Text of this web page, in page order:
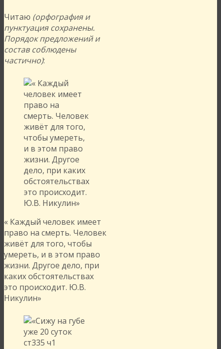
Читаю (орфография и
пунктуация сохранены.
Порядок предложений и
состав соблюдены
частично):
« Каждый человек имеет
право на смерть. Человек
живёт для того, чтобы
умереть, и в этом право
жизни. Другое дело, при
каких обстоятельствах
это происходит. Ю.В.
Никулин»